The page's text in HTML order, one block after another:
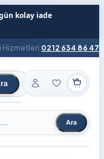
kolay iade
Hizmetleri:0212 634 86 47
Ara